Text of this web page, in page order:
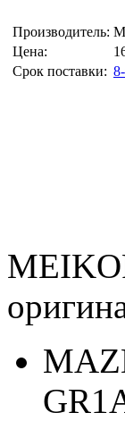
Производитель:
Цена:
Срок поставки: